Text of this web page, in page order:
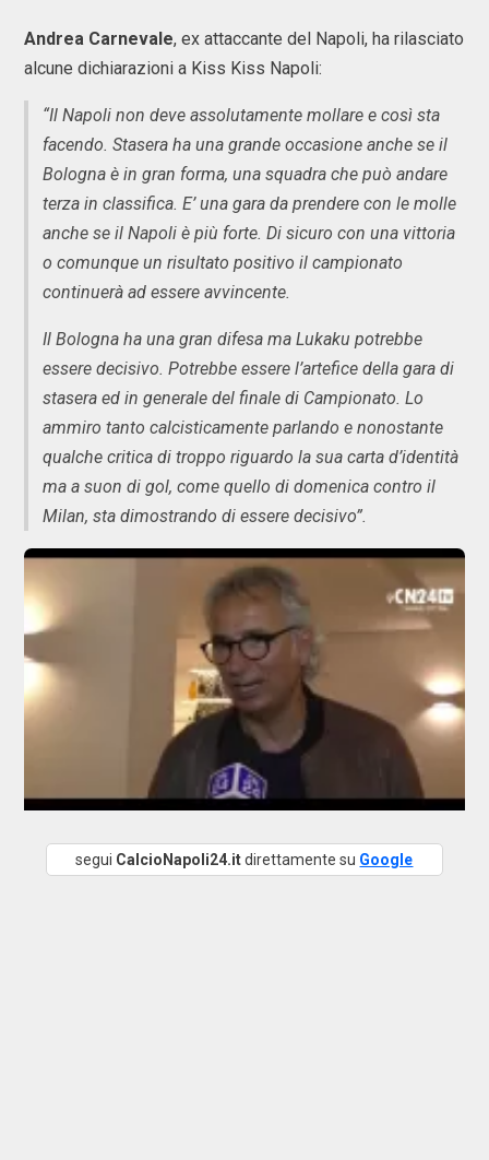
Andrea Carnevale, ex attaccante del Napoli, ha rilasciato
alcune dichiarazioni a Kiss Kiss Napoli:
“Il Napoli non deve assolutamente mollare e così sta
facendo. Stasera ha una grande occasione anche se il
Bologna è in gran forma, una squadra che può andare
terza in classifica. E’ una gara da prendere con le molle
anche se il Napoli è più forte. Di sicuro con una vittoria
o comunque un risultato positivo il campionato
continuerà ad essere avvincente.
Il Bologna ha una gran difesa ma Lukaku potrebbe
essere decisivo. Potrebbe essere l’artefice della gara di
stasera ed in generale del finale di Campionato. Lo
ammiro tanto calcisticamente parlando e nonostante
qualche critica di troppo riguardo la sua carta d’identità
ma a suon di gol, come quello di domenica contro il
Milan, sta dimostrando di essere decisivo”.
segui CalcioNapoli24.itdirettamente su Google